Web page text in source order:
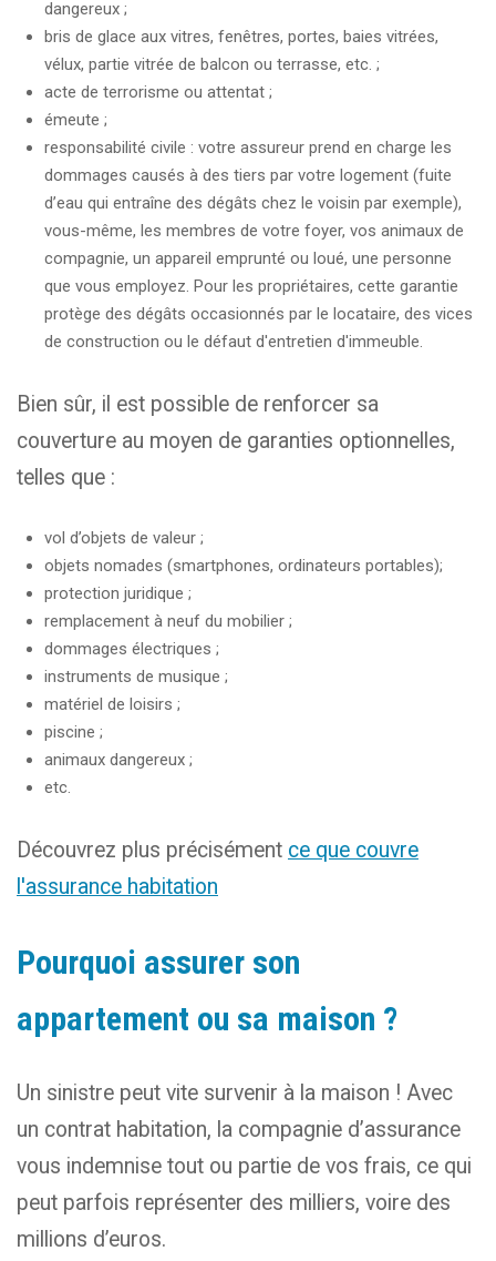
dangereux ;
bris de glace aux vitres, fenêtres, portes, baies vitrées,
vélux, partie vitrée de balcon ou terrasse, etc. ;
acte de terrorisme ou attentat ;
émeute ;
responsabilité civile : votre assureur prend en charge les
dommages causés à des tiers par votre logement (fuite
d’eau qui entraîne des dégâts chez le voisin par exemple),
vous-même, les membres de votre foyer, vos animaux de
compagnie, un appareil emprunté ou loué, une personne
que vous employez. Pour les propriétaires, cette garantie
protège des dégâts occasionnés par le locataire, des vices
de construction ou le défaut d'entretien d'immeuble.
Bien sûr, il est possible de renforcer sa
couverture au moyen de garanties optionnelles,
telles que :
vol d’objets de valeur ;
objets nomades (smartphones, ordinateurs portables);
protection juridique ;
remplacement à neuf du mobilier ;
dommages électriques ;
instruments de musique ;
matériel de loisirs ;
piscine ;
animaux dangereux ;
etc.
Découvrez plus précisément ce que couvre
l'assurance habitation
Pourquoi assurer son
appartement ou sa maison ?
Un sinistre peut vite survenir à la maison ! Avec
un contrat habitation, la compagnie d’assurance
vous indemnise tout ou partie de vos frais, ce qui
peut parfois représenter des milliers, voire des
millions d’euros.